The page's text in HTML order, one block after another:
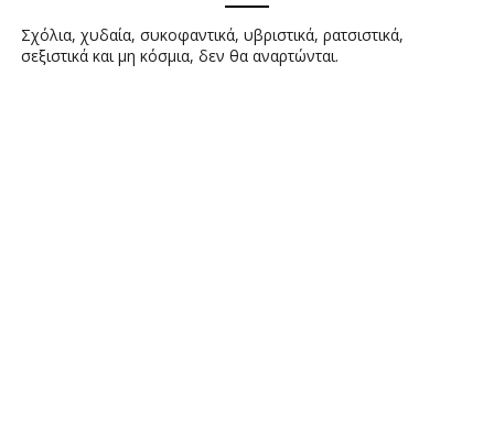
Σχόλια, χυδαία, συκοφαντικά, υβριστικά, ρατσιστικά,
σεξιστικά και μη κόσμια, δεν θα αναρτώνται.